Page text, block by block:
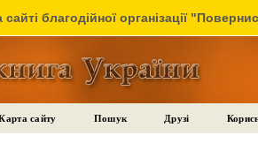
благодійної організації
сайту Пошук Друзі